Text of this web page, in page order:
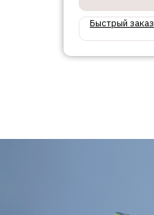
Быстрый заказ